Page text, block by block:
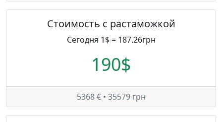
Стоимость с растаможкой
Сегодня 1$ = 187.26грн
190$
5368 € • 35579 грн